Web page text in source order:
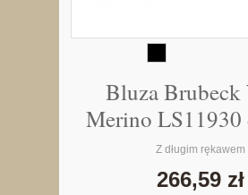
Bluza Brubeck
Merino LS11930
Z długim rękawem
266,59 zł